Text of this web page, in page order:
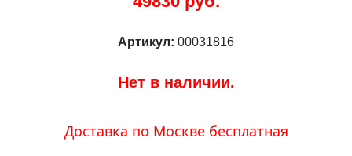
Артикул: 00031816
Нет в наличии.
Доставка по Москве бесплатная